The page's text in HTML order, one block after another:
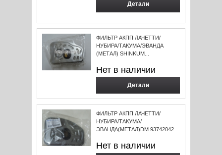
Детали
ФИЛЬТР АКПП ЛАЧЕТТИ/
НУБИРА/ТАКУМА/ЭВАНДА
(МЕТАЛ) SHINKUM...
Нет в наличии
Детали
ФИЛЬТР АКПП ЛАЧЕТТИ/
НУБИРА/ТАКУМА/
ЭВАНДА(МЕТАЛ)DM 93742042
Нет в наличии